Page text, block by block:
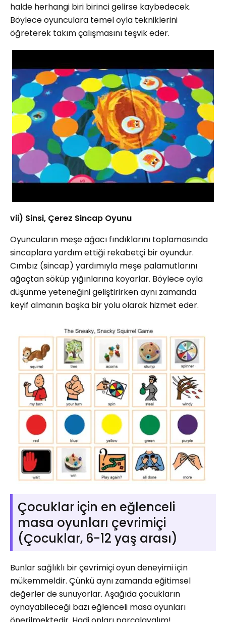
halde herhangi biri birinci gelirse kaybedecek.
Böylece oyunculara temel oyla tekniklerini
öğreterek takım çalışmasını teşvik eder.
vii) Sinsi, Çerez Sincap Oyunu
Oyuncuların meşe ağacı fındıklarını toplamasında
sincaplara yardım ettiği rekabetçi bir oyundur.
Cımbız (sincap) yardımıyla meşe palamutlarını
ağaçtan söküp yığınlarına koyarlar. Böylece oyla
düşünme yeteneğini geliştirirken aynı zamanda
keyif almanın başka bir yolu olarak hizmet eder.
Çocuklar için en eğlenceli
masa oyunları çevrimiçi
(Çocuklar, 6-12 yaş arası)
Bunlar sağlıklı bir çevrimiçi oyun deneyimi için
mükemmeldir. Çünkü aynı zamanda eğitimsel
değerler de sunuyorlar. Aşağıda çocukların
oynayabileceği bazı eğlenceli masa oyunları